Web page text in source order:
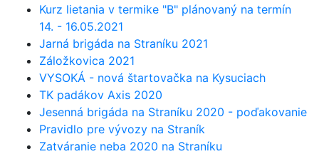
Kurz lietania v termike "B" plánovaný na termín
14. - 16.05.2021
Jarná brigáda na Straníku 2021
Záložkovica 2021
VYSOKÁ - nová štartovačka na Kysuciach
TK padákov Axis 2020
Jesenná brigáda na Straníku 2020 - poďakovanie
Pravidlo pre vývozy na Straník
Zatváranie neba 2020 na Straníku